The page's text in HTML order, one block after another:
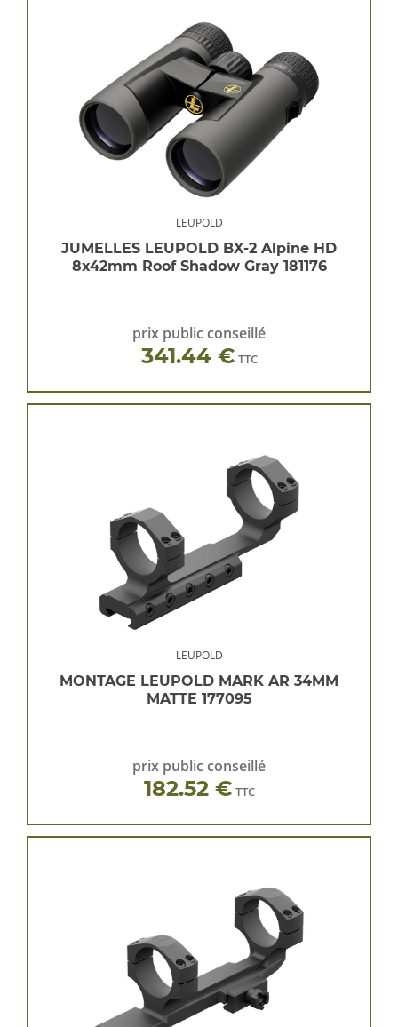
LEUPOLD
JUMELLES LEUPOLD BX-2 Alpine HD
8x42mm Roof Shadow Gray 181176
prix public conseillé
341.44 € TTC
LEUPOLD
MONTAGE LEUPOLD MARK AR 34MM
MATTE 177095
prix public conseillé
182.52 € TTC